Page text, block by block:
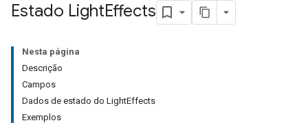
Estado LightEffects
Nesta página
Descrição
Campos
Dados de estado do LightEffects
Exemplos